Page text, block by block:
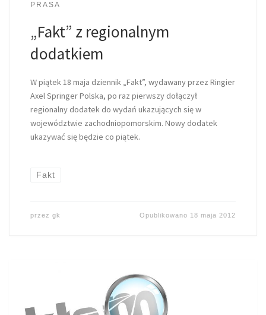
PRASA
„Fakt” z regionalnym
dodatkiem
W piątek 18 maja dziennik „Fakt”, wydawany przez Ringier
Axel Springer Polska, po raz pierwszy dołączył
regionalny dodatek do wydań ukazujących się w
województwie zachodniopomorskim. Nowy dodatek
ukazywać się będzie co piątek.
Fakt
przez gk Opublikowano 18 maja 2012